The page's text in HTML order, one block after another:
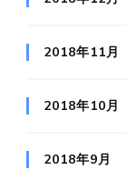
2018年11月
2018年10月
2018年9月